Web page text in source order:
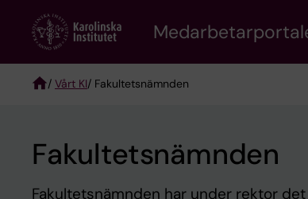
content
/ Vårt KI/ Fakultetsnämnden
Fakultetsnämnden
Fakultetsnämnden har under rektor